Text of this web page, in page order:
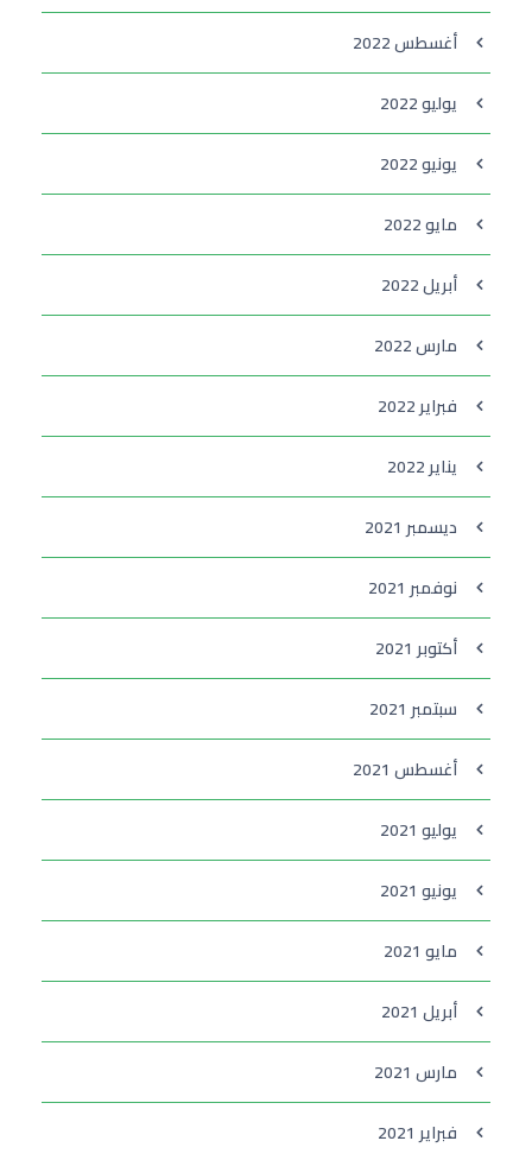
أغسطس 2022
يوليو 2022
يونيو 2022
مايو 2022
أبريل 2022
مارس 2022
فبراير 2022
يناير 2022
ديسمبر 2021
نوفمبر 2021
أكتوبر 2021
سبتمبر 2021
أغسطس 2021
يوليو 2021
يونيو 2021
مايو 2021
أبريل 2021
مارس 2021
فبراير 2021